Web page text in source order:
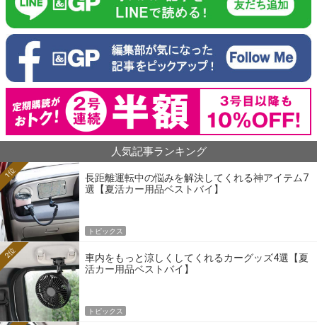
人気記事ランキング
長距離運転中の悩みを解決してくれる神アイテム7
選【夏活カー用品ベストバイ】
1位
トピックス
車内をもっと涼しくしてくれるカーグッズ4選【夏
活カー用品ベストバイ】
2位
トピックス